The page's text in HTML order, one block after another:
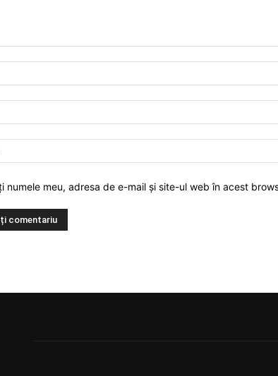
numele meu, adresa de e-mail și site-ul web în acest